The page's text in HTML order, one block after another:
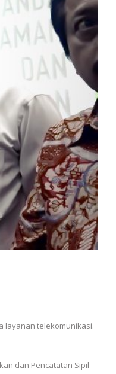
layanan telekomunikasi.
dan Pencatatan Sipil